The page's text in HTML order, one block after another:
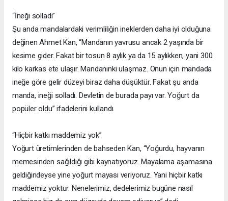
“İneği solladı”
Şu anda mandalardaki verimliliğin ineklerden daha iyi olduğuna
değinen Ahmet Kan, “Mandanın yavrusu ancak 2 yaşında bir
kesime gider. Fakat bir tosun 8 aylık ya da 15 aylıkken, yani 300
kilo karkas ete ulaşır. Mandanınki ulaşmaz. Onun için mandada
ineğe göre gelir düzeyi biraz daha düşüktür. Fakat şu anda
manda, ineği solladı. Devletin de burada payı var. Yoğurt da
popüler oldu” ifadelerini kullandı.
“Hiçbir katkı maddemiz yok”
Yoğurt üretimlerinden de bahseden Kan, “Yoğurdu, hayvanın
memesinden sağıldığı gibi kaynatıyoruz. Mayalama aşamasına
geldiğindeyse yine yoğurt mayası veriyoruz. Yani hiçbir katkı
maddemiz yoktur. Nenelerimiz, dedelerimiz bugüne nasıl